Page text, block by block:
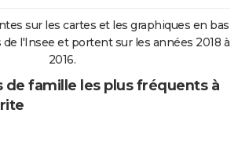
sur les cartes et les graphiques en bas
l'Insee et portent sur les années 2018 à
2016.
de famille les plus fréquents à